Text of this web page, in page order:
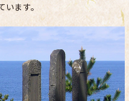
ます。